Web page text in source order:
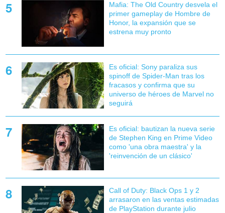
Mafia: The Old Country desvela el
primer gameplay de Hombre de
Honor, la expansión que se
estrena muy pronto
Es oficial: Sony paraliza sus
spinoff de Spider-Man tras los
fracasos y confirma que su
universo de héroes de Marvel no
seguirá
Es oficial: bautizan la nueva serie
de Stephen King en Prime Video
como 'una obra maestra' y la
'reinvención de un clásico'
Call of Duty: Black Ops 1 y 2
arrasaron en las ventas estimadas
de PlayStation durante julio